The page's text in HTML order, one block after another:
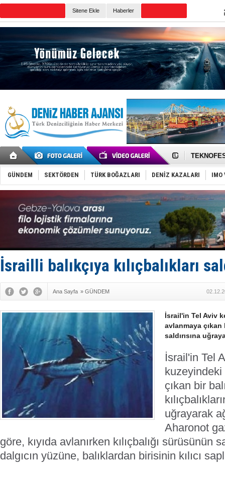
Sitene Ekle Haberler
TAYK -
Tersane
İngiliz
FESCO,
DESE,
35 milyon
İnsansız
Yüzyıl
Anadolu
Derince,
İTU AUV,
GÜNDEM SEKTÖRDEN TÜRK BOĞAZLARI DENİZ KAZALARI IMO
İsrailli balıkçıya kılıçbalıkları
Ana Sayfa » GÜNDEM
İsrail'in Tel Aviv
avlanmaya çıkan
saldırısına
İsrail'in Tel
kuzeyindeki
çıkan bir
uğrayarak
Aharonot
göre, kıyıda avlanırken kılıçbalığı sürüsünün
dalgıcın yüzüne, balıklardan birisinin kılıcı